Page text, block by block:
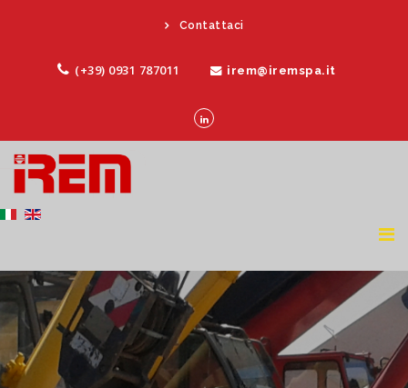
Contattaci
(+39) 0931 787011 irem@iremspa.it